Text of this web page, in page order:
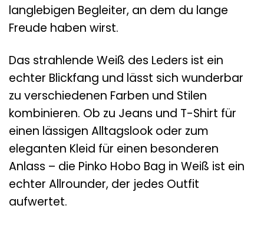
langlebigen Begleiter, an dem du lange
Freude haben wirst.
Das strahlende Weiß des Leders ist ein
echter Blickfang und lässt sich wunderbar
zu verschiedenen Farben und Stilen
kombinieren. Ob zu Jeans und T-Shirt für
einen lässigen Alltagslook oder zum
eleganten Kleid für einen besonderen
Anlass – die Pinko Hobo Bag in Weiß ist ein
echter Allrounder, der jedes Outfit
aufwertet.